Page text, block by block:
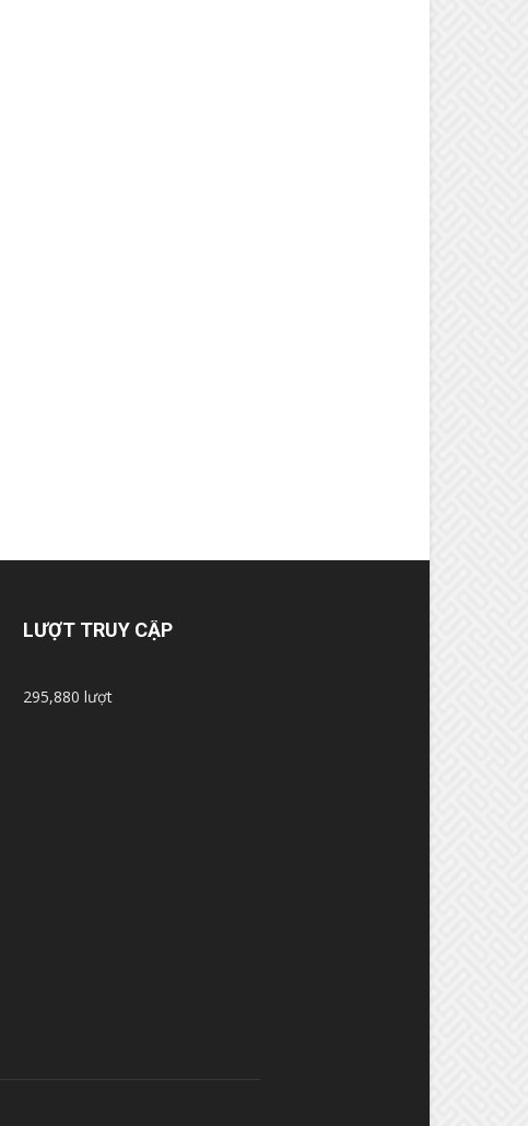
LƯỢT TRUY CẬP
295,880 lượt